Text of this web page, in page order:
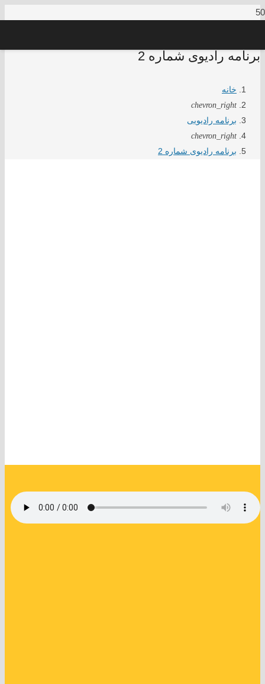
برنامه رادیوی شماره 2
خانه
chevron_right
برنامه رادیویی
chevron_right
برنامه رادیوی شماره 2